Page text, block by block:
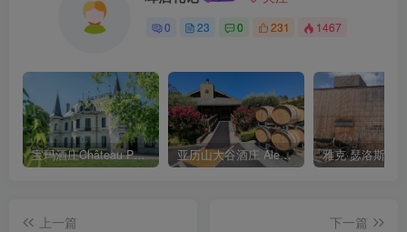
0 23 0 231 1467
宝玛酒庄Château Palmer 亚历山大谷酒庄 Alexander Valley Vineyards
上一篇
下一篇